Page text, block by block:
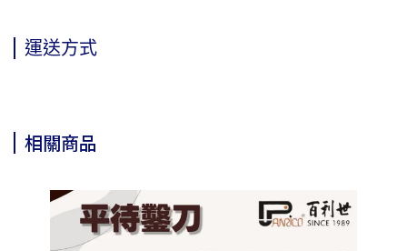
運送方式
相關商品